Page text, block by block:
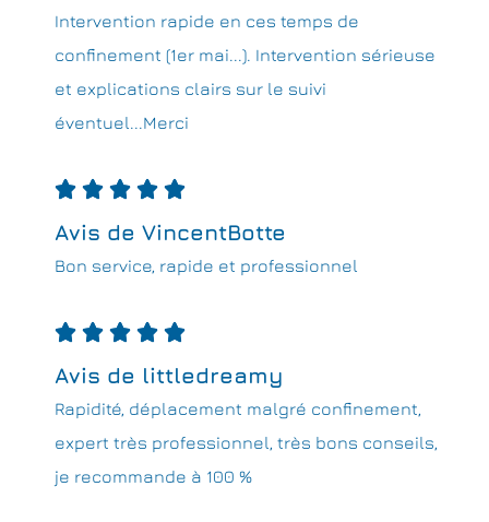
Intervention rapide en ces temps de
confinement (1er mai...). Intervention sérieuse
et explications clairs sur le suivi
éventuel...Merci
    
Avis de VincentBotte
Bon service, rapide et professionnel
    
Avis de littledreamy
Rapidité, déplacement malgré confinement,
expert très professionnel, très bons conseils,
je recommande à 100 %